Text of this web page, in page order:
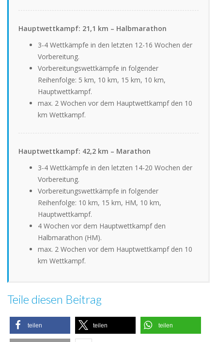
Hauptwettkampf: 21,1 km – Halbmarathon
3-4 Wettkämpfe in den letzten 12-16 Wochen der
Vorbereitung.
Vorbereitungswettkämpfe in folgender
Reihenfolge: 5 km, 10 km, 15 km, 10 km,
Hauptwettkampf.
max. 2 Wochen vor dem Hauptwettkampf den 10
km Wettkampf.
Hauptwettkampf: 42,2 km – Marathon
3-4 Wettkämpfe in den letzten 14-20 Wochen der
Vorbereitung.
Vorbereitungswettkämpfe in folgender
Reihenfolge: 10 km, 15 km, HM, 10 km,
Hauptwettkampf.
4 Wochen vor dem Hauptwettkampf den
Halbmarathon (HM).
max. 2 Wochen vor dem Hauptwettkampf den 10
km Wettkampf.
Teile diesen Beitrag
teilen teilen teilen